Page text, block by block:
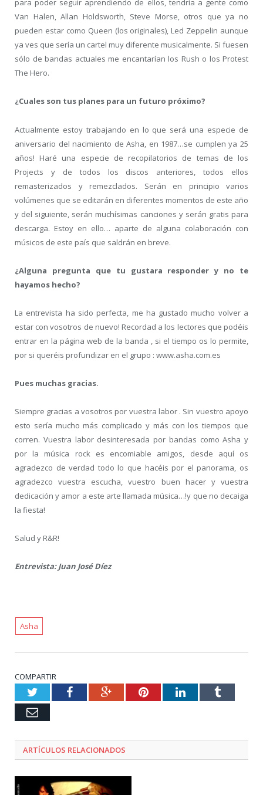
para poder seguir aprendiendo de ellos, tendría a gente como
Van Halen, Allan Holdsworth, Steve Morse, otros que ya no
pueden estar como Queen (los originales), Led Zeppelin aunque
ya ves que sería un cartel muy diferente musicalmente. Si fuesen
sólo de bandas actuales me encantarían los Rush o los Protest
The Hero.
¿Cuales son tus planes para un futuro próximo?
Actualmente estoy trabajando en lo que será una especie de
aniversario del nacimiento de Asha, en 1987…se cumplen ya 25
años! Haré una especie de recopilatorios de temas de los
Projects y de todos los discos anteriores, todos ellos
remasterizados y remezclados. Serán en principio varios
volúmenes que se editarán en diferentes momentos de este año
y del siguiente, serán muchísimas canciones y serán gratis para
descarga. Estoy en ello… aparte de alguna colaboración con
músicos de este país que saldrán en breve.
¿Alguna pregunta que tu gustara responder y no te
hayamos hecho?
La entrevista ha sido perfecta, me ha gustado mucho volver a
estar con vosotros de nuevo! Recordad a los lectores que podéis
entrar en la página web de la banda , si el tiempo os lo permite,
por si queréis profundizar en el grupo : www.asha.com.es
Pues muchas gracias.
Siempre gracias a vosotros por vuestra labor . Sin vuestro apoyo
esto sería mucho más complicado y más con los tiempos que
corren. Vuestra labor desinteresada por bandas como Asha y
por la música rock es encomiable amigos, desde aquí os
agradezco de verdad todo lo que hacéis por el panorama, os
agradezco vuestra escucha, vuestro buen hacer y vuestra
dedicación y amor a este arte llamada música…!y que no decaiga
la fiesta!
Salud y R&R!
Entrevista: Juan José Díez
Asha
COMPARTIR
TwitterFacebookGoogle+PinterestLinkedInTumblr
Email
ARTÍCULOS RELACIONADOS